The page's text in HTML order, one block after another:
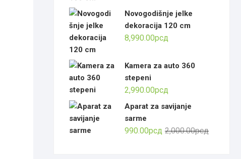
Novogodišnje jelke
dekoracija 120 cm
8,990.00рсд
Kamera za auto 360
stepeni
2,990.00рсд
Aparat za savijanje
sarme
2,000.00рсд
990.00рсд
Тренутна